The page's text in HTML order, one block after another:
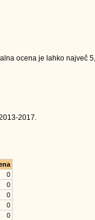
ocena je lahko največ
2017.
0
0
0
0
0